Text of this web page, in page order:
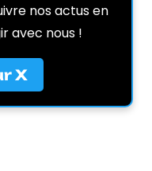
nos actus en
avec nous !
X